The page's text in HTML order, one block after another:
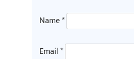
Name*
Email*